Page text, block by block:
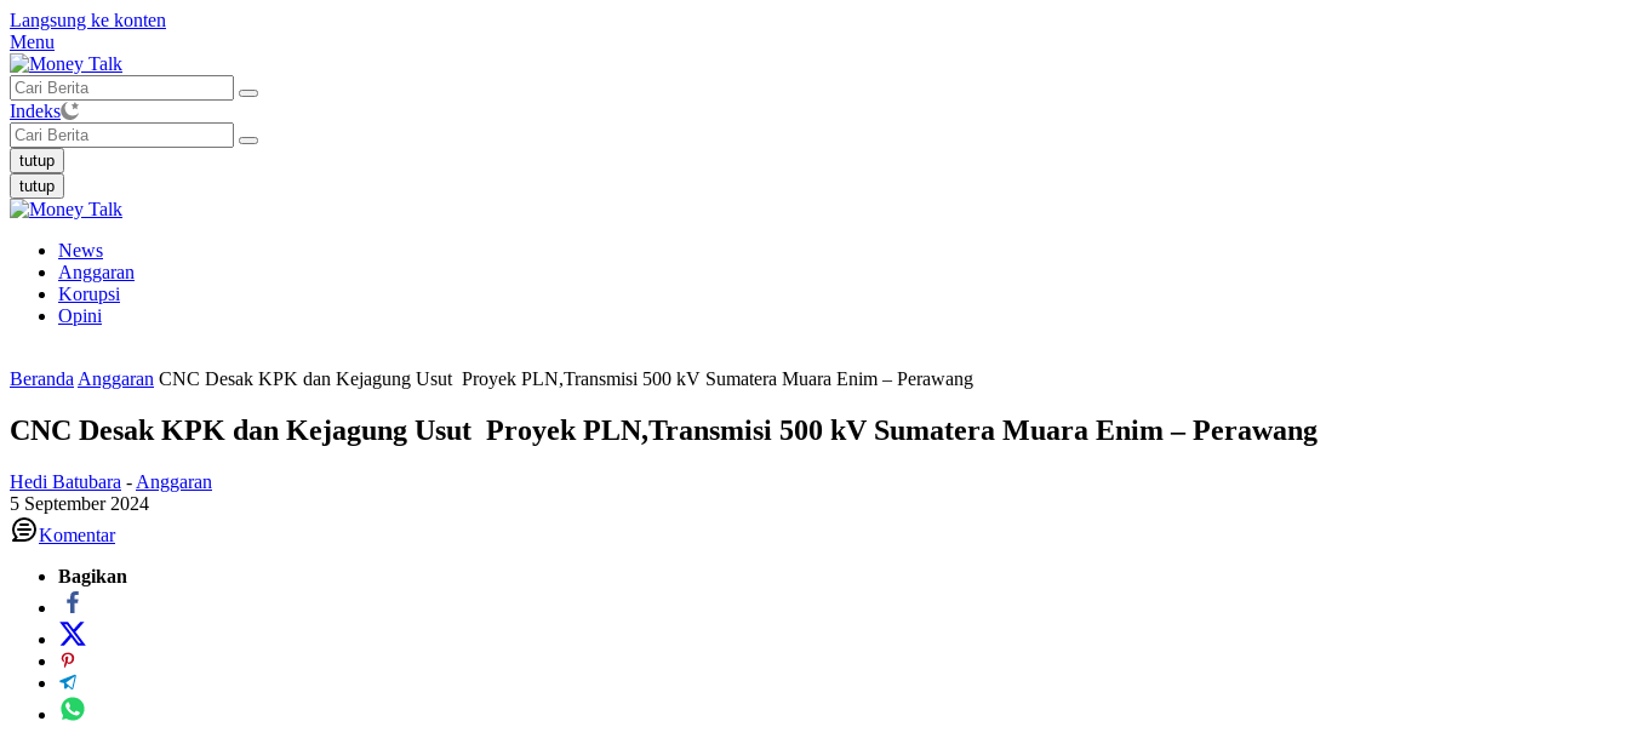
Langsung ke konten
Menu
Indeks
tutup
tutup
News
Anggaran
Korupsi
Opini
Beranda Anggaran CNC Desak KPK dan Kejagung Usut Proyek PLN,Transmisi 500 kV Sumatera Muara Enim – Perawang
CNC Desak KPK dan Kejagung Usut Proyek PLN,Transmisi 500 kV Sumatera Muara Enim – Perawang
Hedi Batubara - Anggaran
5 September 2024
Komentar
Bagikan